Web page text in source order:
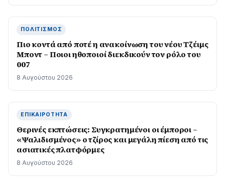
ΠΟΛΙΤΙΣΜΌΣ
Πιο κοντά από ποτέ η ανακοίνωση του νέου Τζέιμς
Μποντ – Ποιοι ηθοποιοί διεκδικούν τον ρόλο του
007
8 Αυγούστου 2026
ΕΠΙΚΑΙΡΌΤΗΤΑ
Θερινές εκπτώσεις: Συγκρατημένοι οι έμποροι –
«Ψαλιδισμένος» ο τζίρος και μεγάλη πίεση από τις
ασιατικές πλατφόρμες
8 Αυγούστου 2026